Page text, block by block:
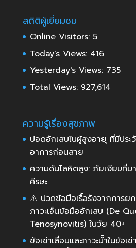
สถิติผู้เยี่ยมชม
Online Visitors: 5
Today's Views: 416
Yesterday's Views: 735
Total Views: 927,614
ความรู้เรื่องสุขภาพ
ปอดอักเสบในผู้สูงอายุ ที่มีประ
อาการก่อนสาย
ความดันโลหิตสูง: ภัยเงียบที่ม
ศีรษะ
⚠️ ปวดข้อมือเรื้อรังจากการย
ภาวะเอ็นข้อมืออักเสบ (De
Tenosynovitis) ในวัย 40+
ข้อเข่าเสื่อมและภาวะน้ำในข้อ